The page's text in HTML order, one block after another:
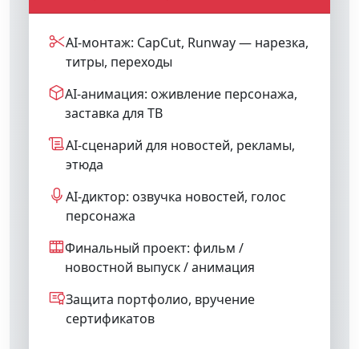
AI-монтаж: CapCut, Runway — нарезка,
титры, переходы
AI-анимация: оживление персонажа,
заставка для ТВ
AI-сценарий для новостей, рекламы,
этюда
AI-диктор: озвучка новостей, голос
персонажа
Финальный проект: фильм /
новостной выпуск / анимация
Защита портфолио, вручение
сертификатов